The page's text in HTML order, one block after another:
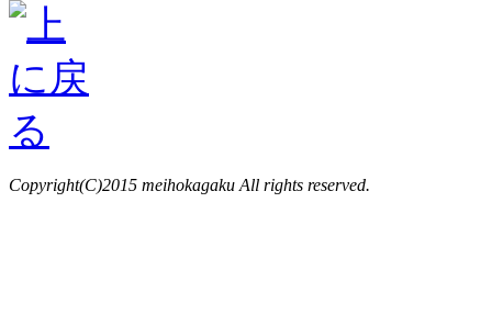
Copyright(C)2015 meihokagaku All rights reserved.